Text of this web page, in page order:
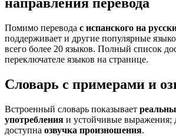
Помимо перевода с испанского на
поддерживает и другие популярные
всего более 20 языков. Полный список
переключателе языков на странице.
Словарь с примерами и
Встроенный словарь показывает
употребления и устойчивые выражения;
доступна озвучка произношения.